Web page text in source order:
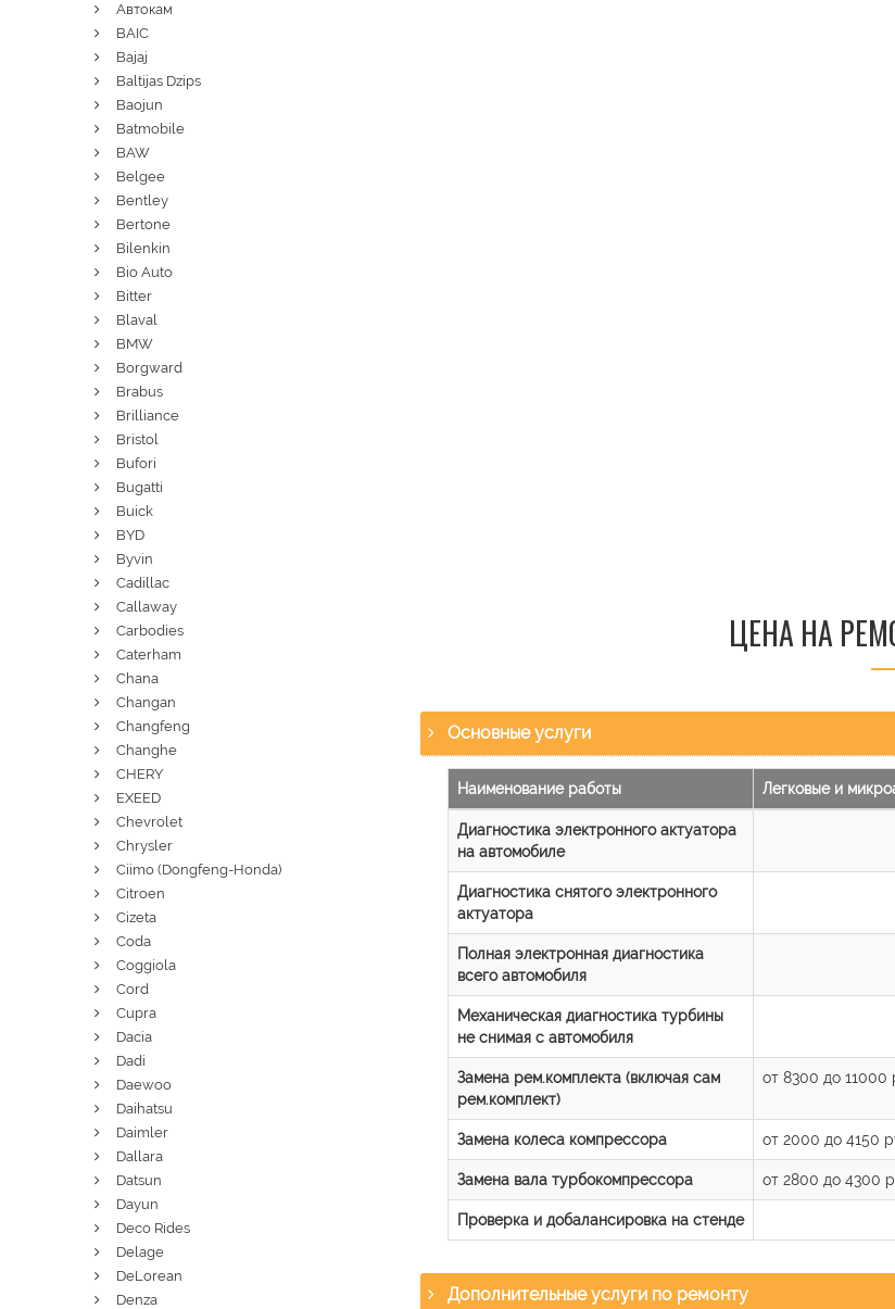
ЦЕНА НА
Основные услуги
Наименование работы Легковые и
Диагностика электронного актуатора
на автомобиле
Диагностика снятого электронного
актуатора
Полная электронная диагностика
всего автомобиля
Механическая диагностика турбины
не снимая с автомобиля
Замена рем.комплекта (включая сам
рем.комплект)
от 8300 до 11000
Замена колеса компрессора от 2000 до 4150
Замена вала турбокомпрессора от 2800 до 4300
Проверка и добалансировка на стенде
Дополнительные услуги по ремонту
Автокам
BAIC
Bajaj
Baltijas Dzips
Baojun
Batmobile
BAW
Belgee
Bentley
Bertone
Bilenkin
Bio Auto
Bitter
Blaval
BMW
Borgward
Brabus
Brilliance
Bristol
Bufori
Bugatti
Buick
BYD
Byvin
Cadillac
Callaway
Carbodies
Caterham
Chana
Changan
Changfeng
Changhe
CHERY
EXEED
Chevrolet
Chrysler
Ciimo (Dongfeng-Honda)
Citroen
Cizeta
Coda
Coggiola
Cord
Cupra
Dacia
Dadi
Daewoo
Daihatsu
Daimler
Dallara
Datsun
Dayun
Deco Rides
Delage
DeLorean
Denza